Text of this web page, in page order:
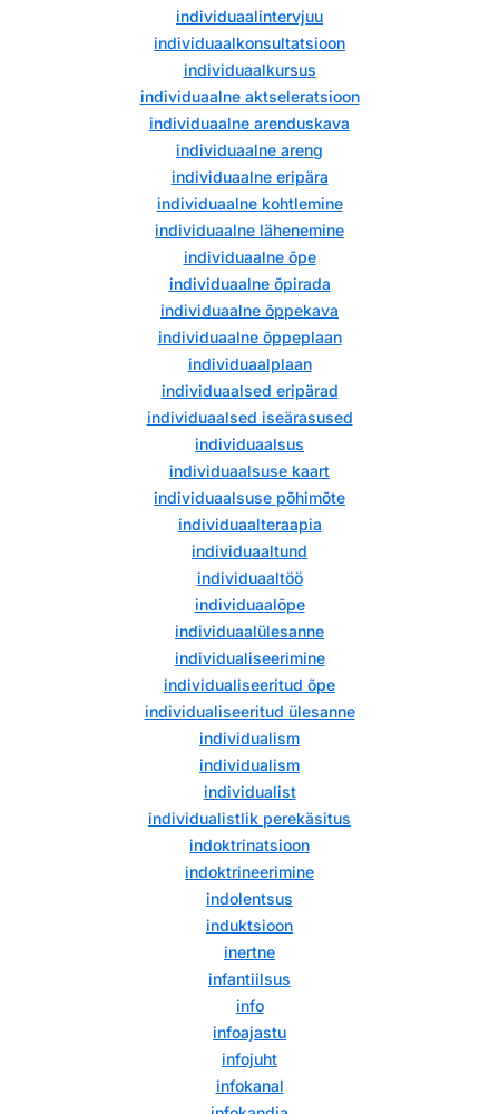
individuaalintervjuu
individuaalkonsultatsioon
individuaalkursus
individuaalne aktseleratsioon
individuaalne arenduskava
individuaalne areng
individuaalne eripära
individuaalne kohtlemine
individuaalne lähenemine
individuaalne õpe
individuaalne õpirada
individuaalne õppekava
individuaalne õppeplaan
individuaalplaan
individuaalsed eripärad
individuaalsed iseärasused
individuaalsus
individuaalsuse kaart
individuaalsuse põhimõte
individuaalteraapia
individuaaltund
individuaaltöö
individuaalõpe
individuaalülesanne
individualiseerimine
individualiseeritud õpe
individualiseeritud ülesanne
individualism
individualism
individualist
individualistlik perekäsitus
indoktrinatsioon
indoktrineerimine
indolentsus
induktsioon
inertne
infantiilsus
info
infoajastu
infojuht
infokanal